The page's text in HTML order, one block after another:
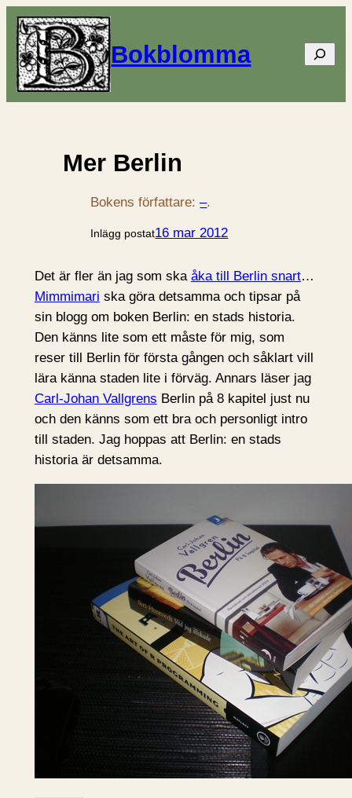
Bokblomma Sök
Mer Berlin
Bokens författare:–.
Inlägg postat16 mar 2012
Det är fler än jag som ska åka till Berlin snart…
Mimmimari ska göra detsamma och tipsar på
sin blogg om boken Berlin: en stads historia.
Den känns lite som ett måste för mig, som
reser till Berlin för första gången och såklart vill
lära känna staden lite i förväg. Annars läser jag
Carl-Johan Vallgrens Berlin på 8 kapitel just nu
och den känns som ett bra och personligt intro
till staden. Jag hoppas att Berlin: en stads
historia är detsamma.